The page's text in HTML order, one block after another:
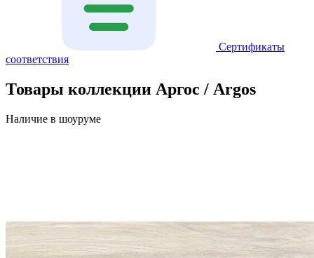
Сертификаты
соответствия
Товары коллекции Аргос / Argos
Наличие в шоуруме